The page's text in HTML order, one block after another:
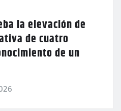
la elevación de
de cuatro
de un